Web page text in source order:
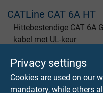
Privacy settings
Cookies are used on our
mandatory, while others
CATLine CAT 6A HT
Hittebestendige CAT 6A
kabel met UL-keur